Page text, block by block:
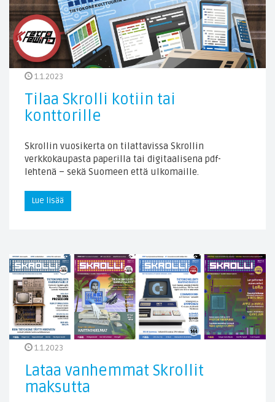
1.1.2023
Tilaa Skrolli kotiin tai
konttorille
Skrollin vuosikerta on tilattavissa Skrollin
verkkokaupasta paperilla tai digitaalisena pdf-
lehtenä – sekä Suomeen että ulkomaille.
Lue lisää
1.1.2023
Lataa vanhemmat Skrollit
maksutta